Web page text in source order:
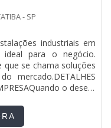
- SP
industriais em
ideal para o negócio.
se chama soluções
mercado.DETALHES
o desejo
pagamento a vista e
os esforços em